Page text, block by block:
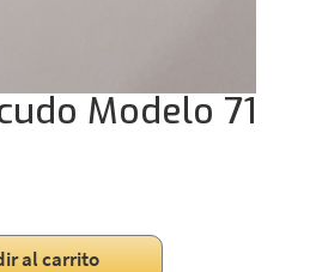
Modelo 71
al carrito